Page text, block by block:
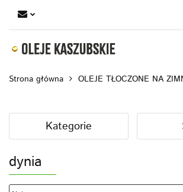
Dodaj
Strona główna OLEJE TŁOCZONE NA
Kategorie
dynia